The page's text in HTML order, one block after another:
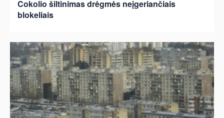
Cokolio šiltinimas drėgmės neįgeriančiais
blokeliais